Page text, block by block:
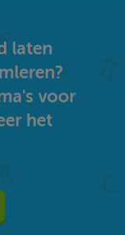
laten
voor
het